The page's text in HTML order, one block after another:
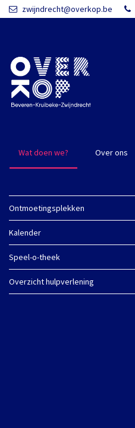
Overslaan en naar de inhoud gaan
zwijndrecht@overkop.be
Wat doen we? Over ons
Ontmoetingsplekken
Kalender
Speel-o-theek
Overzicht hulpverlening